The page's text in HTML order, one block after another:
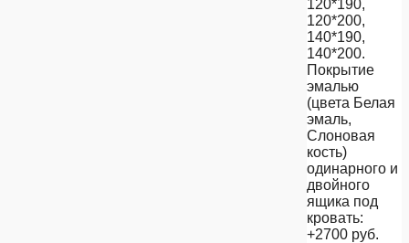
120*190,
120*200,
140*190,
140*200.
Покрытие
эмалью
(цвета Белая
эмаль,
Слоновая
кость)
одинарного и
двойного
ящика под
кровать:
+2700 руб.